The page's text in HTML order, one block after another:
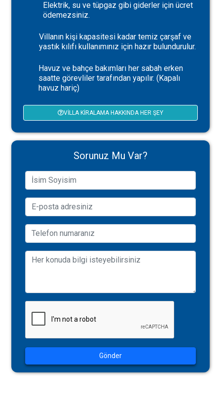
Elektrik, su ve tüpgaz gibi giderler için ücret
ödemezsiniz.
Villanın kişi kapasitesi kadar temiz çarşaf ve
yastık kılıfı kullanımınız için hazır bulundurulur.
Havuz ve bahçe bakımları her sabah erken
saatte görevliler tarafından yapılır. (Kapalı
havuz hariç)
VILLA KIRALAMA HAKKINDA HER ŞEY
Sorunuz Mu Var?
Gönder